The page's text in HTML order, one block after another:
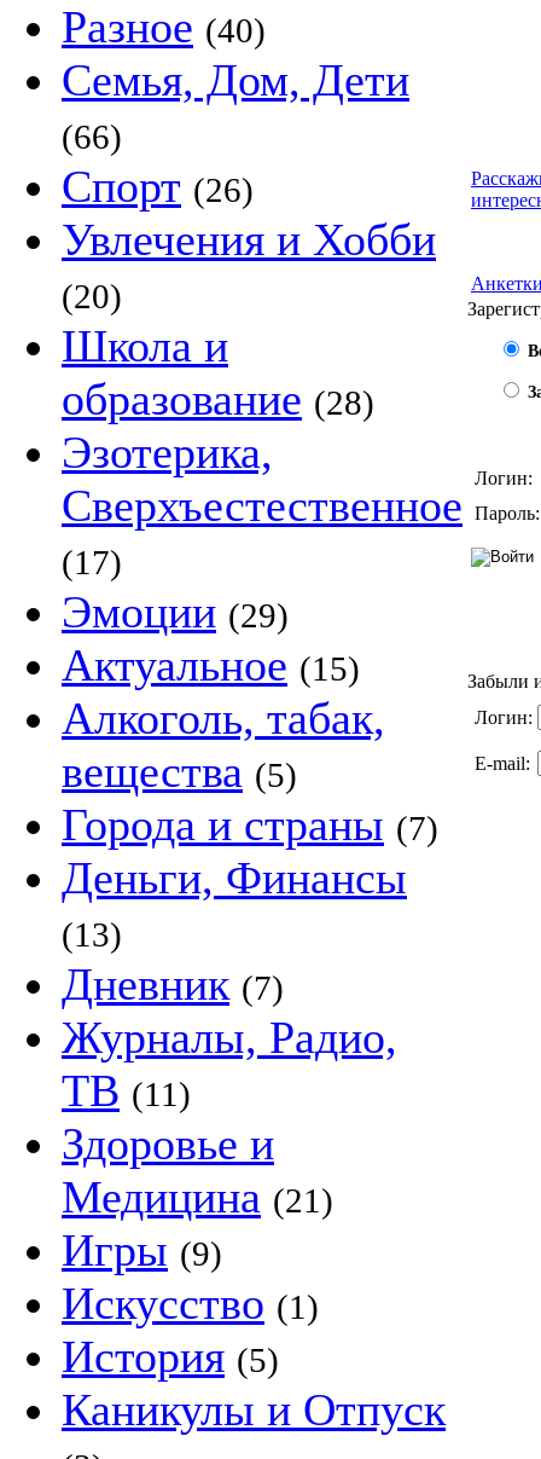
Разное (40)
Семья, Дом, Дети
(66)
Спорт (26)
Увлечения и Хобби
(20)
Школа и
образование (28)
Эзотерика,
Сверхъестественное
(17)
Эмоции (29)
Актуальное (15)
Алкоголь, табак,
вещества (5)
Города и страны (7)
Деньги, Финансы
(13)
Дневник (7)
Журналы, Радио,
ТВ (11)
Здоровье и
Медицина (21)
Игры (9)
Искусство (1)
История (5)
Каникулы и Отпуск
Логин:
Пароль:
Забыли
Логин:
E-mail: